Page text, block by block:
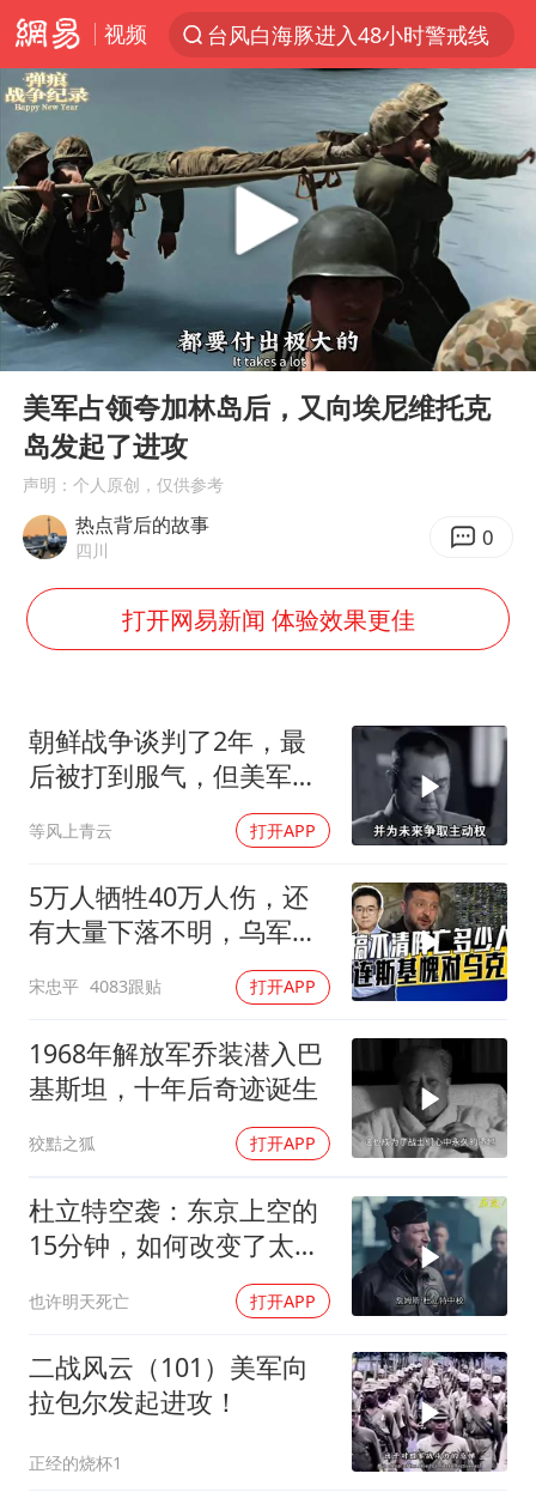
视频
台风白海豚进入48小时警戒线
以“新”破局 首发经济点亮城市消费活力
中方回应是否在太平洋海底开采稀土
宇树科技发行价格150.80元/股
外交部发言人就广岛核爆81周年等答记者问
吉林一“温度计大楼”读数爆表
台风白海豚影响中国已成定局
我国编制完成新版全月地质图
中国五箭齐发反制美国
多地要求领导干部带头休假
村民谈“梅姨”：叫的其实是“媒姨”
泰国一女公务员妆容引争议 本人回应
感觉全东北都在等7号
东方甄选被判赔偿江小白30万元
奋进开新局 实干挑大梁
Play
00:00 03:02
美军占领夸加林岛后，又向埃尼维托克
岛发起了进攻
声明：个人原创，仅供参考
热点背后的故事
四川 0
打开网易新闻 体验效果更佳
朝鲜战争谈判了2年，最
后被打到服气，但美军做
等风上青云 打开APP
5万人牺牲40万人伤，还
有大量下落不明，乌军伤
宋忠平 4083跟贴 打开APP
1968年解放军乔装潜入巴
基斯坦，十年后奇迹诞生
狡黠之狐 打开APP
杜立特空袭：东京上空的
15分钟，如何改变了太平
也许明天死亡 打开APP
二战风云（101）美军向
拉包尔发起进攻！
正经的烧杯1